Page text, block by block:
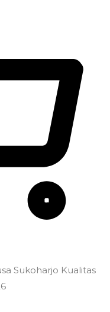
Sukoharjo Kualitas